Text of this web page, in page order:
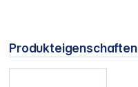
Produkteigenschaften